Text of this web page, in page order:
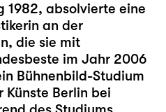
1982, absolvierte eine
an der
die sie mit
im Jahr 2006
Bühnenbild-Studium
Berlin bei